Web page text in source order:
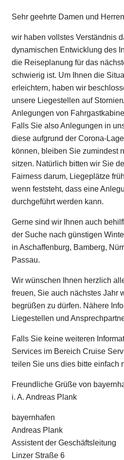
Sehr geehrte Damen und
wir haben vollstes Verständnis
dynamischen Entwicklung des
die Reiseplanung für das
schwierig ist. Um Ihnen die
erleichtern, haben wir
unsere Liegestellen auf
Anlegungen von
Falls Sie also Anlegungen in
diese aufgrund der Corona-
können, bleiben Sie zumindest
sitzen. Natürlich bitten wir Sie
Fairness darum, Liegeplätze
wenn feststeht, dass eine
durchgeführt werden kann.
Gerne sind wir Ihnen auch
der Suche nach günstigen
in Aschaffenburg, Bamberg,
Passau.
Wir wünschen Ihnen herzlich
freuen, Sie auch nächstes Jahr
begrüßen zu dürfen. Nähere
Liegestellen und
Falls Sie keine weiteren
Services im Bereich Cruise
teilen Sie uns dies bitte einfach
Freundliche Grüße von
i. A. Andreas Plank
bayernhafen
Andreas Plank
Assistent der Geschäftsleitung
Linzer Straße 6